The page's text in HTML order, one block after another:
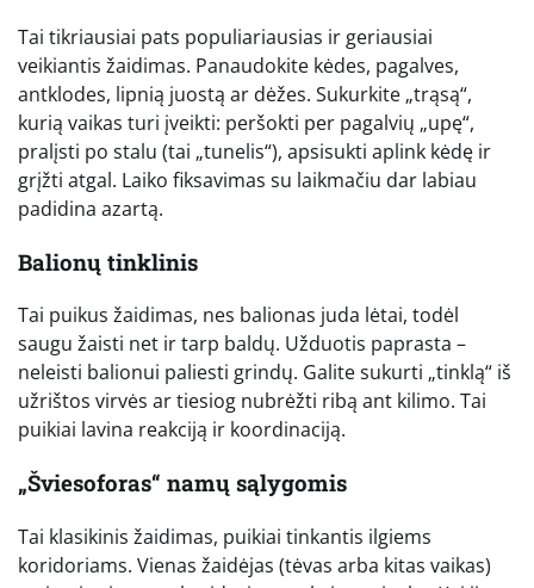
Tai tikriausiai pats populiariausias ir geriausiai
veikiantis žaidimas. Panaudokite kėdes, pagalves,
antklodes, lipnią juostą ar dėžes. Sukurkite „trąsą“,
kurią vaikas turi įveikti: peršokti per pagalvių „upę“,
pralįsti po stalu (tai „tunelis“), apsisukti aplink kėdę ir
grįžti atgal. Laiko fiksavimas su laikmačiu dar labiau
padidina azartą.
Balionų tinklinis
Tai puikus žaidimas, nes balionas juda lėtai, todėl
saugu žaisti net ir tarp baldų. Užduotis paprasta –
neleisti balionui paliesti grindų. Galite sukurti „tinklą“ iš
užrištos virvės ar tiesiog nubrėžti ribą ant kilimo. Tai
puikiai lavina reakciją ir koordinaciją.
„Šviesoforas“ namų sąlygomis
Tai klasikinis žaidimas, puikiai tinkantis ilgiems
koridoriams. Vienas žaidėjas (tėvas arba kitas vaikas)